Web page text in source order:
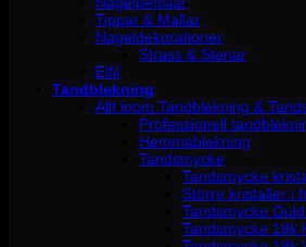
Tippar & Mallar
Nageldekorationer
Strass & Stenar
Elfil
Tandblekning
Allt inom Tandblekning &
Professionell
Hemmablekning
Tandsmycke
Tandsmycke
Större kristaller i
Tandsmycke
Tandsmycke 18k